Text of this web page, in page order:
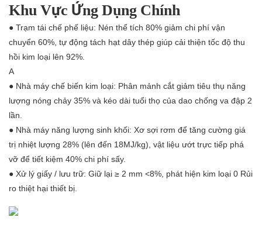
Khu Vực Ứng Dụng Chính
● Trạm tái chế phế liệu: Nén thể tích 80% giảm chi phí vận
chuyển 60%, tự động tách hạt dây thép giúp cải thiện tốc độ thu
hồi kim loại lên 92%.
A
● Nhà máy chế biến kim loại: Phân mảnh cắt giảm tiêu thụ năng
lượng nóng chảy 35% và kéo dài tuổi thọ của dao chống va đập 2
lần.
● Nhà máy năng lượng sinh khối: Xơ sợi rơm để tăng cường giá
trị nhiệt lượng 28% (lên đến 18MJ/kg), vật liệu ướt trực tiếp phá
vỡ để tiết kiệm 40% chi phí sấy.
● Xử lý giấy / lưu trữ: Giữ lại ≥ 2 mm <8%, phát hiện kim loại 0 Rủi
ro thiệt hại thiết bị.